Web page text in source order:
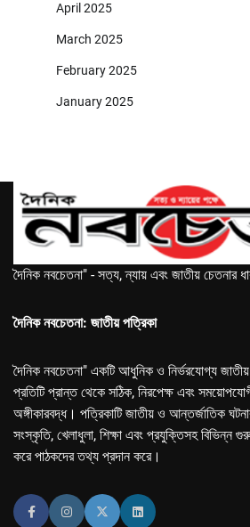
April 2025
March 2025
February 2025
January 2025
দৈনিক নবচেতনা" - সত্য, ন্যায় এবং জাতীয় চেতনার
দৈনিক নবচেতনা: জাতীয় পত্রিকা
দৈনিক নবচেতনা" একটি আধুনিক ও নির্ভরযোগ্য জাতীয়
প্রতিটি প্রান্ত থেকে সঠিক, নিরপেক্ষ এবং
অঙ্গীকারবদ্ধ। পত্রিকাটি জাতীয় ও আন্তর্জাতিক
সংস্কৃতি, খেলাধুলা, শিক্ষা এবং প্রযুক্তিসহ বিভিন্ন
করে পাঠকদের তথ্য প্রদান করে।